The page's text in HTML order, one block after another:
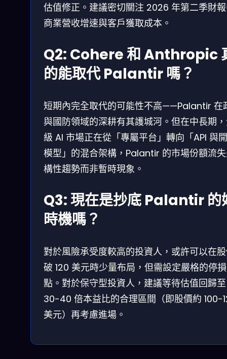
估值修正。建議密切關注 2026 年第二季財
商業營收增速與客戶獲取成本。
Q2: Cohere 和 Anthropic
的能取代 Palantir 嗎？
短期內完全取代的可能性不高——Palantir 在
與國防領域的深耕有其護城河。但在中長期
級 AI 市場正在從「專屬平台」轉向「API 與
模型」的混合架構，Palantir 的市場份額流
構性趨勢而非暫時現象。
Q3: 現在是抄底 Palantir 的
時機嗎？
對於風險承受度較高的投資人，或許可以在
破 120 美元時少量布局，但需設定嚴格的停損
點。對於保守型投資人，建議等待估值回歸至
30-40 倍本益比的合理區間（即股價約 100-
美元）再考慮進場。